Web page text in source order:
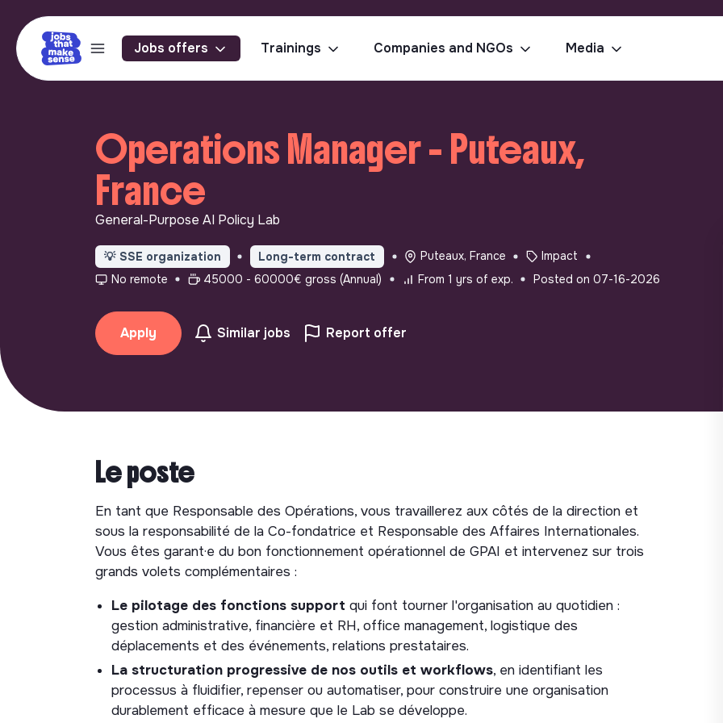
Jobs offers Trainings Companies and NGOs Media
Operations Manager - Puteaux,
France
General-Purpose AI Policy Lab
💡 SSE organization Long-term contract Puteaux, France
Impact
No remote
45000 - 60000€ gross (Annual) From 1 yrs of exp. Posted on 07-16-2026
Apply Similar jobs Report offer
Le poste
En tant que Responsable des Opérations, vous travaillerez aux côtés de la direction et
sous la responsabilité de la Co-fondatrice et Responsable des Affaires Internationales.
Vous êtes garant·e du bon fonctionnement opérationnel de GPAI et intervenez sur trois
grands volets complémentaires :
Le pilotage des fonctions support qui font tourner l'organisation au quotidien :
gestion administrative, financière et RH, office management, logistique des
déplacements et des événements, relations prestataires.
La structuration progressive de nos outils et workflows, en identifiant les
processus à fluidifier, repenser ou automatiser, pour construire une organisation
durablement efficace à mesure que le Lab se développe.